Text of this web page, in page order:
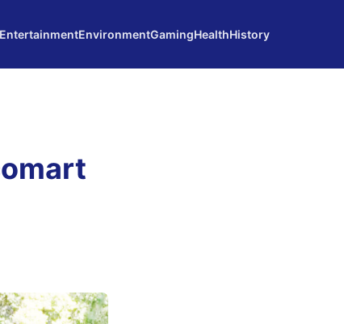
EntertainmentEnvironmentGamingHealthHistory